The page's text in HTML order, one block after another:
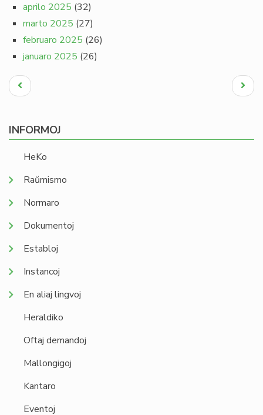
aprilo 2025 (32)
marto 2025 (27)
februaro 2025 (26)
januaro 2025 (26)
Pagination
Antaŭa
paĝo
Next
page
INFORMOJ
HeKo
Raŭmismo
Normaro
Dokumentoj
Establoj
Instancoj
En aliaj lingvoj
Heraldiko
Oftaj demandoj
Mallongigoj
Kantaro
Eventoj